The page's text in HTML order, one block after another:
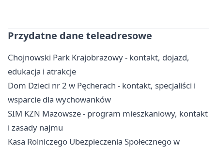
Przydatne dane teleadresowe
Chojnowski Park Krajobrazowy - kontakt, dojazd,
edukacja i atrakcje
Dom Dzieci nr 2 w Pęcherach - kontakt, specjaliści i
wsparcie dla wychowanków
SIM KZN Mazowsze - program mieszkaniowy, kontakt
i zasady najmu
Kasa Rolniczego Ubezpieczenia Społecznego w